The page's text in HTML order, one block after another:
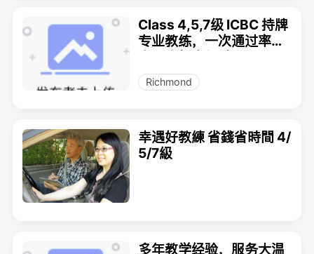
Class 4,5,7级 ICBC 持牌
专业教练，一次通过率
89991711
Richmond
幸遇好教練 省錢省時間 4/
5/7級
多年教学经验，服务大温